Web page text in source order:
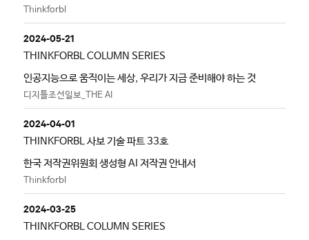
Thinkforbl
2024-05-21
THINKFORBL COLUMN SERIES
인공지능으로 움직이는 세상, 우리가 지금 준비해야 하는 것
디지틀조선일보_THE AI
2024-04-01
THINKFORBL 사보 기술 파트 33호
한국 저작권위원회 생성형 AI 저작권 안내서
Thinkforbl
2024-03-25
THINKFORBL COLUMN SERIES